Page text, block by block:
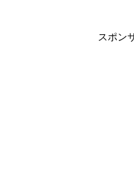
スポン